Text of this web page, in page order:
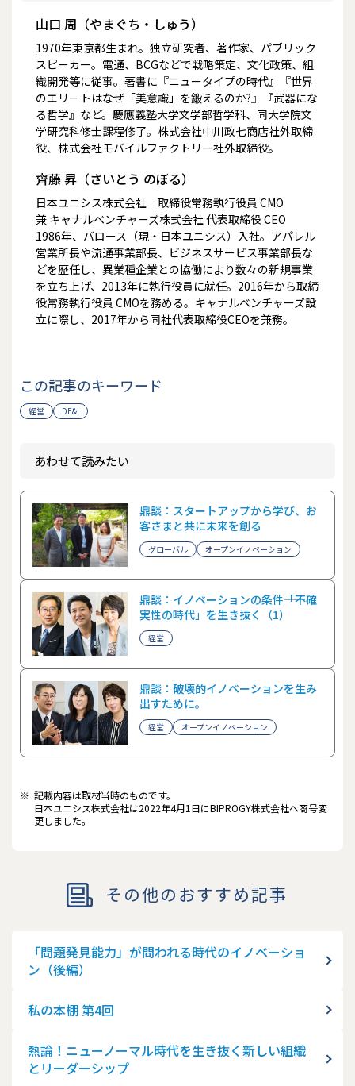
山口 周（やまぐち・しゅう）
1970年東京都生まれ。独立研究者、著作家、パブリック
スピーカー。電通、BCGなどで戦略策定、文化政策、組
織開発等に従事。著書に『ニュータイプの時代』『世界
のエリートはなぜ「美意識」を鍛えるのか?』『武器にな
る哲学』など。慶應義塾大学文学部哲学科、同大学院文
学研究科修士課程修了。株式会社中川政七商店社外取締
役、株式会社モバイルファクトリー社外取締役。
齊藤 昇（さいとう のぼる）
日本ユニシス株式会社 取締役常務執行役員 CMO
兼 キャナルベンチャーズ株式会社 代表取締役 CEO
1986年、バロース（現・日本ユニシス）入社。アパレル
営業所長や流通事業部長、ビジネスサービス事業部長な
どを歴任し、異業種企業との協働により数々の新規事業
を立ち上げ、2013年に執行役員に就任。2016年から取締
役常務執行役員 CMOを務める。キャナルベンチャーズ設
立に際し、2017年から同社代表取締役CEOを兼務。
この記事のキーワード
経営 DE&I
あわせて読みたい
鼎談：スタートアップから学び、お
客さまと共に未来を創る
グローバル オープンイノベーション
鼎談：イノベーションの条件――「不確
実性の時代」を生き抜く（1）
経営
鼎談：破壊的イノベーションを生み
出すために。
経営 オープンイノベーション
※ 記載内容は取材当時のものです。
日本ユニシス株式会社は2022年4月1日にBIPROGY株式会社へ商号変
更しました。
その他のおすすめ記事
「問題発見能力」が問われる時代のイノベーショ
ン（後編）
私の本棚 第4回
熱論！ニューノーマル時代を生き抜く新しい組織
とリーダーシップ